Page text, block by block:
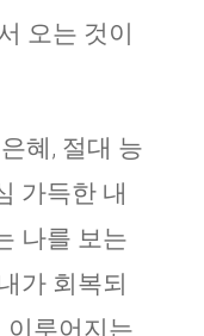
오는 것이
혜, 절대 능
가득한 내
나를 보는
가 회복되
이루어지는